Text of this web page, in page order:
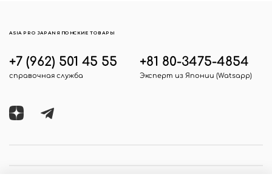
+7 (962) 501 45 55
справочная служба
+81 80-3475-4854
Эксперт из Японии (Watsapp)
ASIA PRO JAPAN ЯПОНСКИЕ ТОВАРЫ